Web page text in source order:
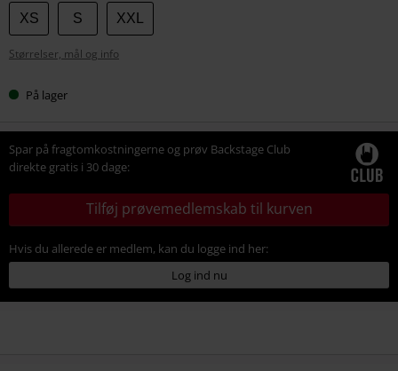
Vælg
din
størrelse
XS S XXL
Størrelser, mål og info
På lager
Spar på fragtomkostningerne og prøv Backstage Club
direkte gratis i 30 dage:
Tilføj prøvemedlemskab til kurven
Hvis du allerede er medlem, kan du logge ind her:
Log ind nu